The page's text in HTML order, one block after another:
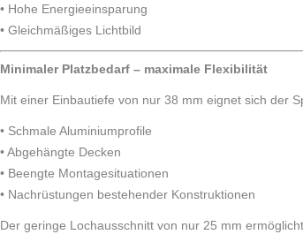
• Hohe Energieeinsparung
• Gleichmäßiges Lichtbild
Minimaler Platzbedarf – maximale Flexibilität
Mit einer Einbautiefe von nur 38 mm eignet sich der
• Schmale Aluminiumprofile
• Abgehängte Decken
• Beengte Montagesituationen
• Nachrüstungen bestehender Konstruktionen
Der geringe Lochausschnitt von nur 25 mm